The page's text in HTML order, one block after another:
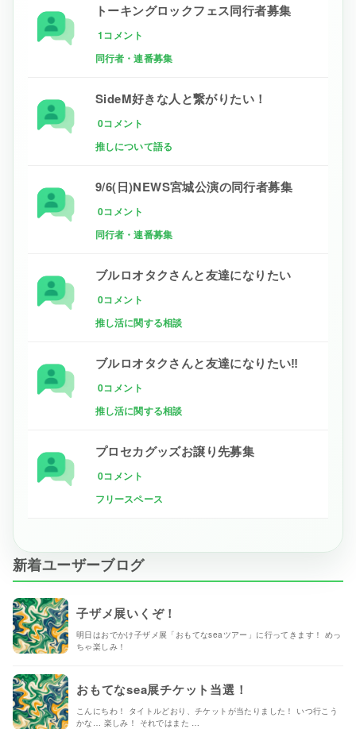
トーキングロックフェス同行者募集
1コメント
同行者・連番募集
SideM好きな人と繋がりたい！
0コメント
推しについて語る
9/6(日)NEWS宮城公演の同行者募集
0コメント
同行者・連番募集
ブルロオタクさんと友達になりたい
0コメント
推し活に関する相談
ブルロオタクさんと友達になりたい‼
0コメント
推し活に関する相談
プロセカグッズお譲り先募集
0コメント
フリースペース
新着ユーザーブログ
子ザメ展いくぞ！
明日はおでかけ子ザメ展「おもてなseaツアー」に行ってきます！ めっ
ちゃ楽しみ！
おもてなsea展チケット当選！
こんにちわ！ タイトルどおり、チケットが当たりました！ いつ行こう
かな… 楽しみ！ それではまた …